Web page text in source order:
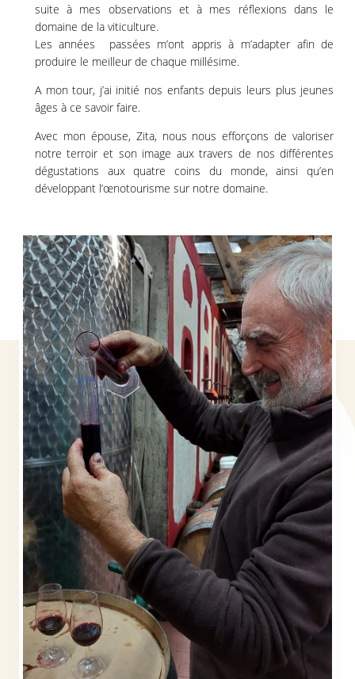
suite à mes observations et à mes réflexions dans le
domaine de la viticulture.
Les années passées m’ont appris à m’adapter afin de
produire le meilleur de chaque millésime.
A mon tour, j’ai initié nos enfants depuis leurs plus jeunes
âges à ce savoir faire.
Avec mon épouse, Zita, nous nous efforçons de valoriser
notre terroir et son image aux travers de nos différentes
dégustations aux quatre coins du monde, ainsi qu’en
développant l’œnotourisme sur notre domaine.